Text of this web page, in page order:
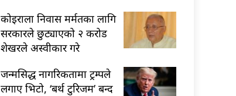
कोइराला निवास मर्मतका लागि
सरकारले छुट्याएको २ करोड
शेखरले अस्वीकार गरे
जन्मसिद्ध नागरिकतामा ट्रम्पले
लगाए भिटो, ‘बर्थ टुरिजम’ बन्द